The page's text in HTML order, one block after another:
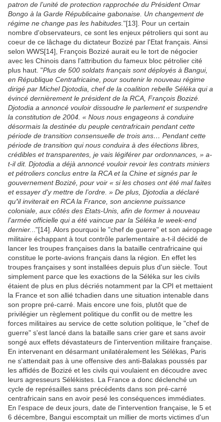
patron de l’unité de protection rapprochée du Président Omar
Bongo à la Garde Républicaine gabonaise. Un changement de
régime ne change pas les habitudes. "[13]. Pour un certain
nombre d'observateurs, ce sont les enjeux pétroliers qui sont au
coeur de ce lâchage du dictateur Bozizé par l'Etat français. Ainsi
selon WWS[14], François Bozizé aurait eu le tort de négocier
avec les Chinois dans l'attribution du fameux bloc pétrolier cité
plus haut. "Plus de 500 soldats français sont déployés à Bangui,
en République Centrafricaine, pour soutenir le nouveau régime
dirigé par Michel Djotodia, chef de la coalition rebelle Séléka qui a
évincé dernièrement le président de la RCA, François Bozizé.
Djotodia a annoncé vouloir dissoudre le parlement et suspendre
la constitution de 2004. « Nous nous engageons à conduire
désormais la destinée du peuple centrafricain pendant cette
période de transition consensuelle de trois ans… Pendant cette
période de transition qui nous conduira à des élections libres,
crédibles et transparentes, je vais légiférer par ordonnances, » a-
t-il dit. Djotodia a déjà annoncé vouloir revoir les contrats miniers
et pétroliers conclus entre la RCA et la Chine et signés par le
gouvernement Bozizé, pour voir « si les choses ont été mal faites
et essayer d'y mettre de l’ordre. » De plus, Djotodia a déclaré
qu’il inviterait en RCA la France, son ancienne puissance
coloniale, aux côtés des Etats-Unis, afin de former à nouveau
l’armée officielle qui a été vaincue par la Séléka le week-end
dernier.
.."[14]. Alors pourquoi le "chef de guerre" et son aéropage
militaire échappant à tout contrôle parlementaire a-t-il décidé de
lancer les troupes françaises dans la bataille centrafricaine qui
constitue le porte-avions français dans la région. En effet les
troupes françaises y sont installées depuis plus d'un siècle. Tout
simplement parce que les exactions de la Séléka sur les civils
étaient de plus en plus décriés notamment par la CPI et mettaient
la France et son allié tchadien dans une situation intenable dans
son propre pré-carré. Mais encore une fois, plutôt que de
privilégier un règlement politique du conflit ou de mettre les
forces militaires au service de cette solution politique, le "chef de
guerre" s'est lancé dans la bataille sans crier gare et sans avoir
songé aux effets dévastateurs de l'intervention militaire française.
En intervenant en désarmant unilatéralement les Sélékas, Paris
ne s'attendait pas à une offensive des anti-Balakas poussés par
les affidés de Bozizé et les civils qui voulaient en découdre avec
leurs agresseurs Sélékistes. La France a donc déclenché un
cycle de représailles sans précédents dans son pré-carré
centrafricain sans en avoir pesé les conséquences immédiates.
En l'espace de deux jours, date de l'intervention française, le 5 et
6 décembre, Bangui escomptait un millier de morts victimes d'un